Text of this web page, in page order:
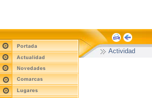
Actividad